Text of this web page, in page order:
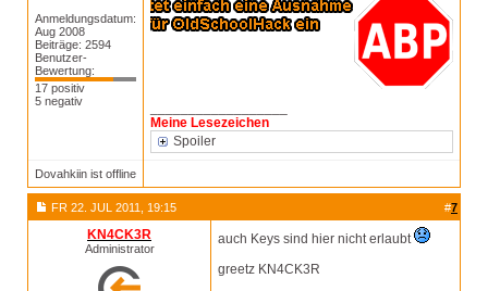
Anmeldungsdatum:
Aug 2008
Beiträge: 2594
Benutzer-
Bewertung:
17 positiv
5 negativ
Meine Lesezeichen
Spoiler
Dovahkiin ist offline
FR 22. JUL 2011, 19:15 #7
KN4CK3R
Administrator
auch Keys sind hier nicht erlaubt
greetz KN4CK3R